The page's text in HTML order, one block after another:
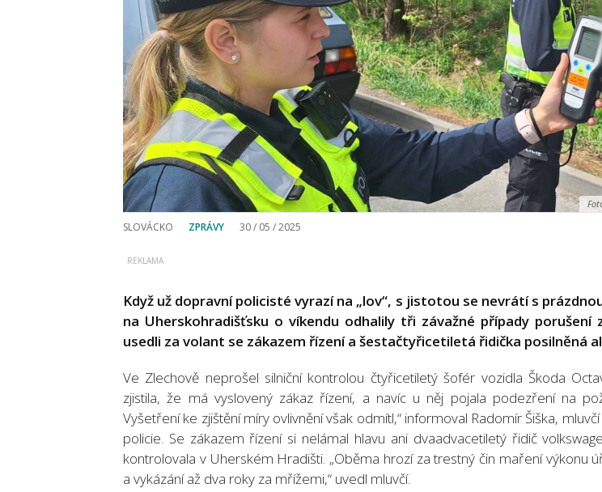
SLOVÁCKO ZPRÁVY 30 / 05 / 2025
Když už dopravní policisté vyrazí na „lov“, s jistotou se nevrátí s
na Uherskohradišťsku o víkendu odhalily tři závažné případy porušení
usedli za volant se zákazem řízení a šestačtyřicetiletá řidička posilněná
Ve Zlechově neprošel silniční kontrolou čtyřicetiletý šofér vozidla Škoda
zjistila, že má vyslovený zákaz řízení, a navíc u něj pojala podezření na
Vyšetření ke zjištění míry ovlivnění však odmítl,“ informoval Radomír Šiška,
policie. Se zákazem řízení si nelámal hlavu ani dvaadvacetiletý řidič
kontrolovala v Uherském Hradišti. „Oběma hrozí za trestný čin maření výkonu
a vykázání až dva roky za mřížemi,“ uvedl mluvčí.